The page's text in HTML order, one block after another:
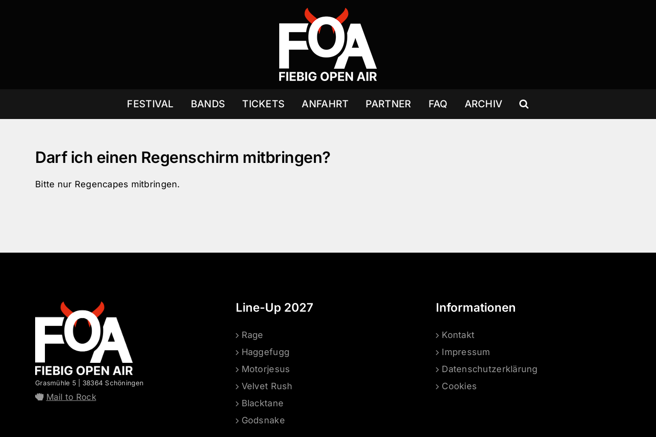
FESTIVAL BANDS TICKETS ANFAHRT PARTNER FAQ ARCHIV
Darf ich einen Regenschirm mitbringen?
Bitte nur Regencapes mitbringen.
Grasmühle 5 | 38364 Schöningen
Mail to Rock
Line-Up 2027
Rage
Haggefugg
Motorjesus
Velvet Rush
Blacktane
Godsnake
Informationen
Kontakt
Impressum
Datenschutzerklärung
Cookies